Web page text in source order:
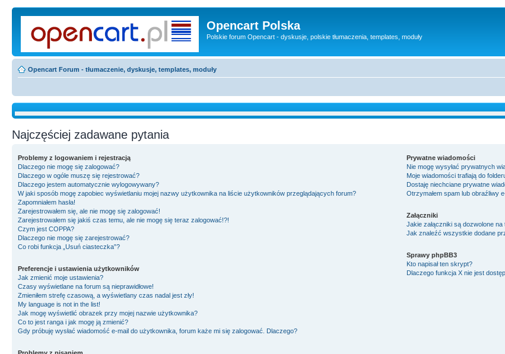
Opencart Polska
Polskie forum Opencart - dyskusje, polskie tłumaczenia, templates, moduły
Opencart Forum - tłumaczenie, dyskusje, templates, moduły
Najczęściej zadawane pytania
Problemy z logowaniem i rejestracją
Dlaczego nie mogę się zalogować?
Dlaczego w ogóle muszę się rejestrować?
Dlaczego jestem automatycznie wylogowywany?
W jaki sposób mogę zapobiec wyświetlaniu mojej nazwy użytkownika na liście użytkowników przeglądających forum?
Zapomniałem hasła!
Zarejestrowałem się, ale nie mogę się zalogować!
Zarejestrowałem się jakiś czas temu, ale nie mogę się teraz zalogować!?!
Czym jest COPPA?
Dlaczego nie mogę się zarejestrować?
Co robi funkcja „Usuń ciasteczka”?
Preferencje i ustawienia użytkowników
Jak zmienić moje ustawienia?
Czasy wyświetlane na forum są nieprawidłowe!
Zmieniłem strefę czasową, a wyświetlany czas nadal jest zły!
My language is not in the list!
Jak mogę wyświetlić obrazek przy mojej nazwie użytkownika?
Co to jest ranga i jak mogę ją zmienić?
Gdy próbuję wysłać wiadomość e-mail do użytkownika, forum każe mi się zalogować. Dlaczego?
Prywatne wiadomości
Nie mogę wysyłać prywatnych
Moje wiadomości trafiają do
Dostaję niechciane prywatne
Otrzymałem spam lub obraźliwy
Załączniki
Jakie załączniki są dozwolone na
Jak znaleźć wszystkie dodane
Sprawy phpBB3
Kto napisał ten skrypt?
Dlaczego funkcja X nie jest